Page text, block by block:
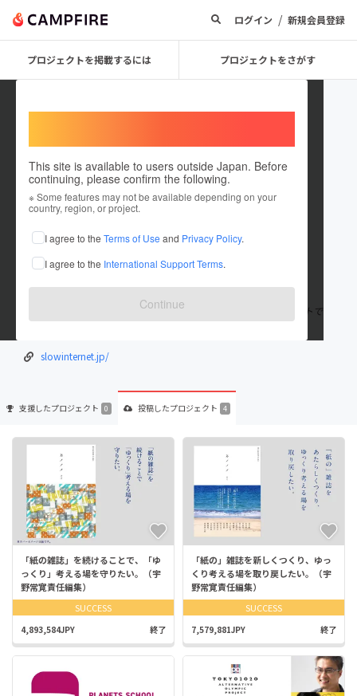
ログイン / 新規会員登録
プロジェクトを掲載するには プロジェクトをさがす
This site is available to users outside Japan. Before
continuing, please confirm the following.
※ Some features may not be available depending on your
country, region, or project.
I agree to the Terms of Use and Privacy Policy.
I agree to the International Support Terms.
Continue
PLANETS
これまでに4件のプロジェクトを投稿しています
在住国：日本 現在地：東京都
出身国：日本 出身地：東京都
評論家・宇野常寛主宰の企画ユニット「PLANETS」公式アカウントで
す。
slowinternet.jp/
支援したプロジェクト 0 投稿したプロジェクト 4
「紙の雑誌」を続けることで、「ゆ
っくり」考える場を守りたい。（宇
野常寛責任編集）
SUCCESS
4,893,584JPY 終了
「紙の」雑誌を新しくつくり、ゆっ
くり考える場を取り戻したい。（宇
野常寛責任編集）
SUCCESS
7,579,881JPY 終了